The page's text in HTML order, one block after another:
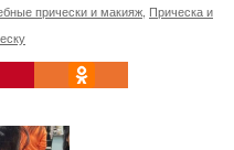
прически и макияж Прическа и